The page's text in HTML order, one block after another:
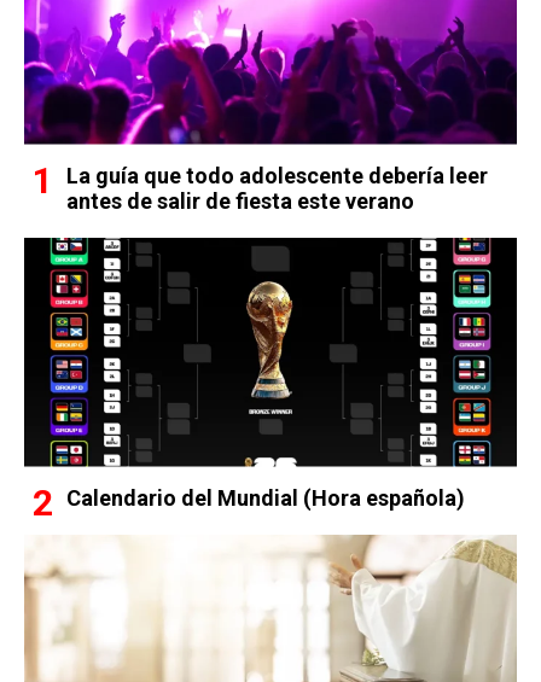
La guía que todo adolescente debería leer
antes de salir de fiesta este verano
Calendario del Mundial (Hora española)